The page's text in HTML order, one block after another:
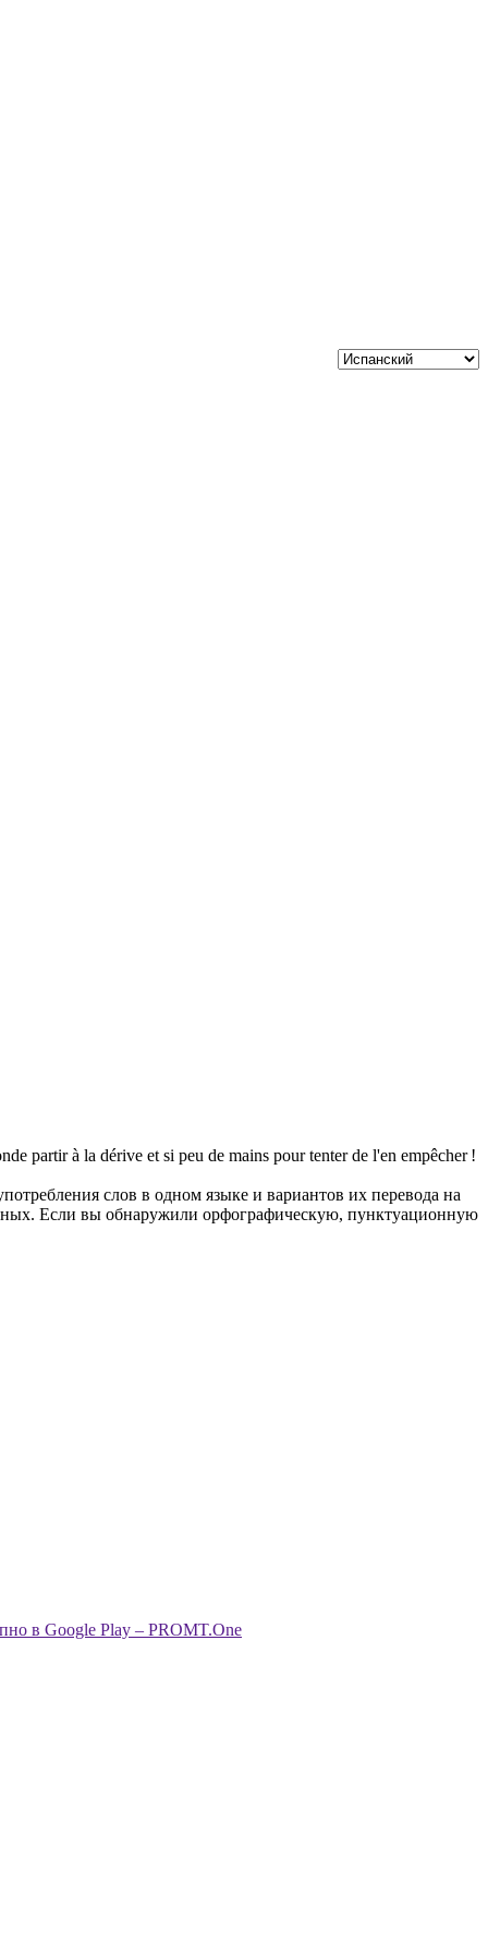
partir à la dérive et si peu de mains pour tenter de l'en empêcher !
слов в одном языке и вариантов их перевода на
Если вы обнаружили орфографическую, пунктуационную